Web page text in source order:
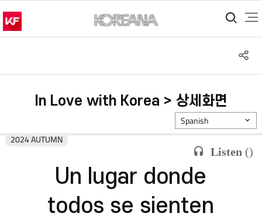
통
In Love with Korea > 상세화면
Listen ()
2024 AUTUMN
Spanish
Un lugar donde
todos se sienten